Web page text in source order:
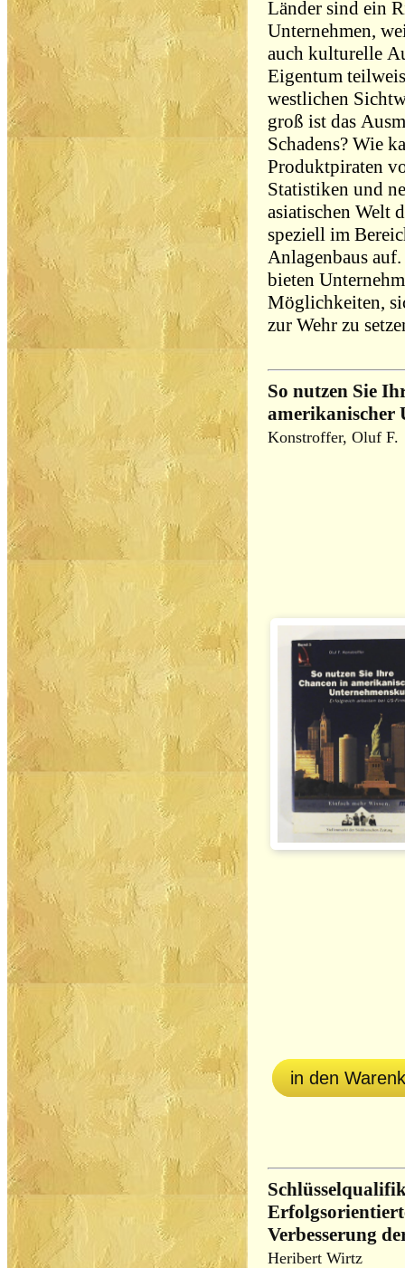
Länder sind ein
Unternehmen,
auch kulturelle
Eigentum
westlichen
groß ist das
Schadens? Wie
Produktpiraten
Statistiken und
asiatischen Welt
speziell im
Anlagenbaus
bieten
Möglichkeiten,
zur Wehr zu
So nutzen Sie
amerikanischer
Konstroffer, Oluf F.
in den
Verbesserung
Heribert Wirtz